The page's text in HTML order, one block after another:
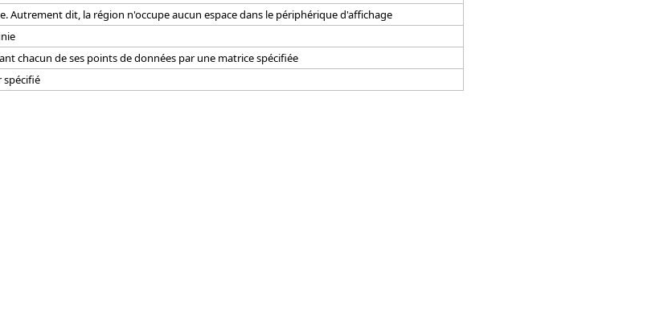
Autrement dit, la région n'occupe aucun espace dans le périphérique d'affichage
chacun de ses points de données par une matrice spécifiée
spécifié